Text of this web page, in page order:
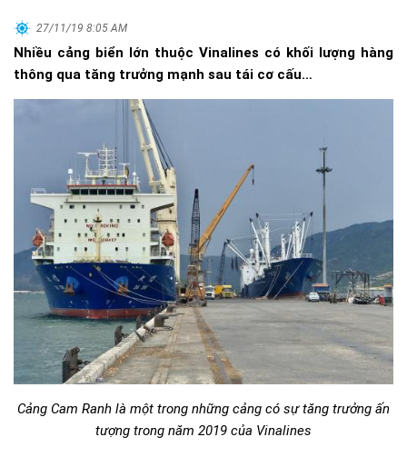
27/11/19 8:05 AM
Nhiều cảng biển lớn thuộc Vinalines có khối lượng hàng
thông qua tăng trưởng mạnh sau tái cơ cấu…
Cảng Cam Ranh là một trong những cảng có sự tăng trưởng ấn
tượng trong năm 2019 của Vinalines